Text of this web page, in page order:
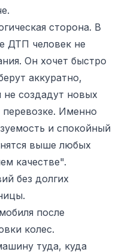
сторона. В
ДТП человек не
Он хочет быстро
аккуратно,
создадут новых
перевозке. Именно
и спокойный
выше любых
качестве".
без долгих
после
колес.
туда, куда